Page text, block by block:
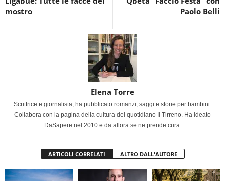
mostro
Paolo Belli
Elena Torre
Scrittrice e giornalista, ha pubblicato romanzi, saggi e storie per bambini.
Collabora con la pagina della cultura del quotidiano Il Tirreno. Ha ideato
DaSapere nel 2010 e da allora se ne prende cura.
ARTICOLI CORRELATI ALTRO DALL'AUTORE